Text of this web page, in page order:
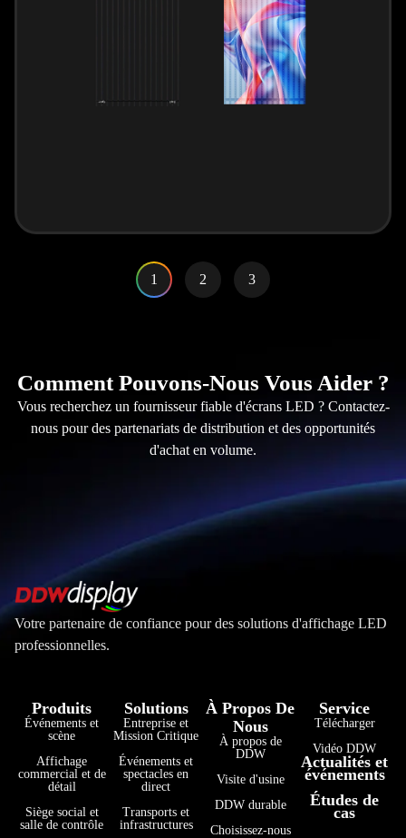
1 2 3
Comment Pouvons-Nous Vous Aider ?
Vous recherchez un fournisseur fiable d'écrans LED ? Contactez-
nous pour des partenariats de distribution et des opportunités
d'achat en volume.
Votre partenaire de confiance pour des solutions d'affichage LED
professionnelles.
Produits
Événements et
scène
Affichage
commercial et de
détail
Siège social et
salle de contrôle
Solutions
Entreprise et
Mission Critique
Événements et
spectacles en
direct
Transports et
infrastructures
À Propos De
Nous
À propos de
DDW
Visite d'usine
DDW durable
Choisissez-nous
Service
Télécharger
Vidéo DDW
Actualités et
événements
Études de
cas